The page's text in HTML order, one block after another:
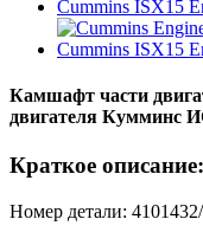
Камшафт части
двигателя Кумминс
Краткое описание:
Номер детали: